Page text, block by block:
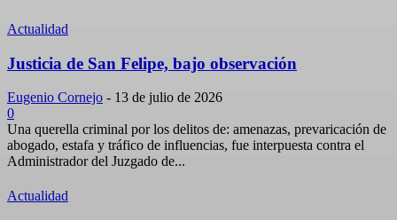
Actualidad
Justicia de San Felipe, bajo observación
Eugenio Cornejo - 13 de julio de 2026
0
Una querella criminal por los delitos de: amenazas, prevaricación de
abogado, estafa y tráfico de influencias, fue interpuesta contra el
Administrador del Juzgado de...
Actualidad